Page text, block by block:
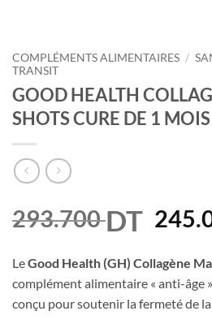
COMPLÉMENTS ALIMENTAIRES /
TRANSIT
GOOD HEALTH
SHOTS CURE DE 1 MOIS
293.700DT Le
était :
LeGood Health (GH) Collagène
complément alimentaire « anti-âge
conçu pour soutenir la fermeté de